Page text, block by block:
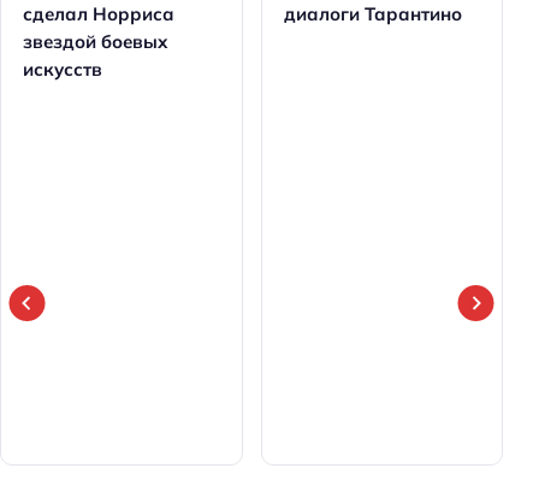
сделал Норриса
звездой боевых
искусств
диалоги Тарантино